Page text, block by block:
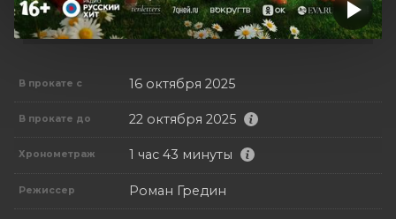
В прокате с 16 октября 2025
В прокате до 22 октября 2025
Хронометраж 1 час 43 минуты
Режиссер Роман Гредин